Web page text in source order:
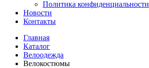
Политика конфиденциальности
Новости
Контакты
Главная
Каталог
Велоодежда
Велокостюмы